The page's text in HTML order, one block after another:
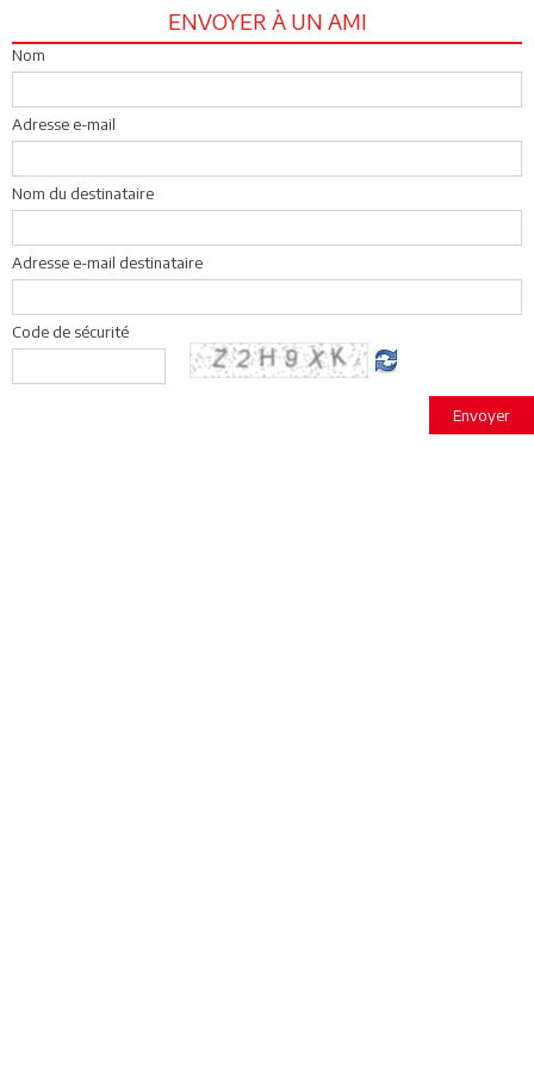
ENVOYER À UN AMI
Nom
Adresse e-mail
Nom du destinataire
Adresse e-mail destinataire
Code de sécurité
Envoyer